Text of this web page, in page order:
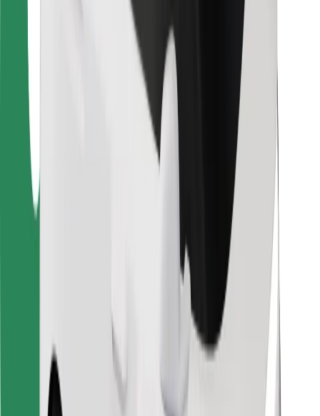
Vilkår og betingelser
Informasjonskapsler
Last ned Bolt-appen